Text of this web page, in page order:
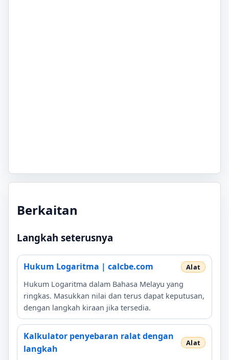
Berkaitan
Langkah seterusnya
Hukum Logaritma | calcbe.com
Hukum Logaritma dalam Bahasa Melayu yang
ringkas. Masukkan nilai dan terus dapat keputusan,
dengan langkah kiraan jika tersedia.
Kalkulator penyebaran ralat dengan
langkah